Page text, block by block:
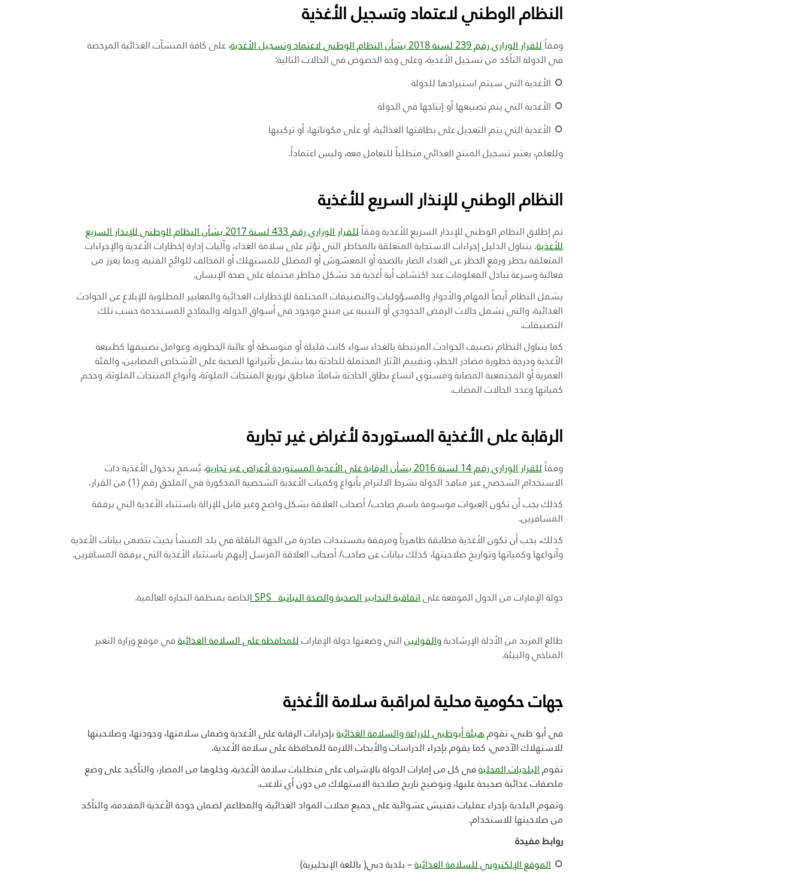
النظام الوطني لاعتماد وتسجيل الأغذية
وفقاً للقرار الوزاري رقم 239 لسنة 2018 بشأن النظام الوطني لاعتماد وتسجيل الأغذية
، على كافة المنشآت الغذائية المرخصة
في الدولة التأكد من تسجيل الأغذية، وعلى وجه الخصوص في الحالات التالية:
الأغذية التي سيتم استيرادها للدولة
الأغذية التي يتم تصنيعها أو إنتاجها في الدولة
الأغذية التي يتم التعديل على بطاقتها الغذائية، أو على مكوناتها، أو تركيبها
وللعلم، يعتبر تسجيل المنتج الغذائي متطلباً للتعامل معه، وليس اعتماداً.
النظام الوطني للإنذار السريع للأغذية
تم إطلاق النظام الوطني للإنذار السريع للأغذية وفقاً
للقرار الوزاري رقم 433 لسنة 2017 بشأن النظام الوطني للإنذار السريع
للأغذية. يتناول الدليل إجراءات الاستجابة المتعلقة بالمخاطر التي تؤثر على سلامة الغذاء، وآليات إدارة إخطارات الأغذية والإجراءات
المتعلقة بحظر ورفع الحظر عن الغذاء الضار بالصحة أو المغشوش أو المضلل للمستهلك أو المخالف للوائح الفنية، وبما يعزز من
فعالية وسرعة تبادل المعلومات عند اكتشاف أية أغذية قد تشكل مخاطر محتملة على صحة الإنسان.
يشمل النظام أيضاً المهام والأدوار والمسؤوليات والتصنيفات المختلفة للإخطارات الغذائية والمعايير المطلوبة للإبلاغ عن الحوادث
الغذائية، والتي تشمل حالات الرفض الحدودي أو التنبيه عن منتج موجود في أسواق الدولة، والنماذج المستخدمة حسب تلك
التصنيفات.
كما يتناول النظام تصنيف الحوادث المرتبطة بالغذاء سواء كانت قليلة أو متوسطة أو عالية الخطورة، وعوامل تصنيفها كطبيعة
الأغذية ودرجة خطورة مصادر الخطر، وتقييم الآثار المحتملة للحادثة بما يشمل تأثيراتها الصحية على الأشخاص المصابين، والفئة
العمرية أو المجتمعية المصابة ومستوى اتساع نطاق الحادثة شاملاً مناطق توزيع المنتجات الملوثة، وأنواع المنتجات الملوثة، وحجم
كمياتها وعدد الحالات المصاب.
الرقابة على الأغذية المستوردة لأغراض غير تجارية
وفقاً للقرار الوزاري رقم 14 لسنة 2016 بشأن الرقابة على الأغذية المستوردة لأغراض غير تجارية
، يُسمح بدخول الأغذية ذات
الاستخدام الشخصي عبر منافذ الدولة بشرط الالتزام بأنواع وكميات الأغذية الشخصية المذكورة في الملحق رقم (1) من القرار.
كذلك يجب أن تكون العبوات موسومة باسم صاحب/ أصحاب العلاقة بشكل واضح وغير قابل للإزالة باستثناء الأغذية التي برفقة
المسافرين.
كذلك، يجب أن تكون الأغذية مطابقة ظاهرياً ومرفقة بمستندات صادرة من الجهة الناقلة في بلد المنشأ بحيث تتضمن بيانات الأغذية
وأنواعها وكمياتها وتواريخ صلاحيتها، كذلك بيانات عن صاحب/ أصحاب العلاقة المرسل إليهم باستثناء الأغذية التي برفقة المسافرين.
دولة الإمارات من الدول الموقعة على اتفاقية التدابير الصحية والصحة النباتية SPS الخاصة بمنظمة التجارة العالمية.
طالع المزيد من الأدلة الإرشاديةوالقوانين التي وضعتها دولة الإمارات للمحافظة على السلامة الغذائية في موقع وزارة التغير
المناخي والبيئة.
جهات حكومية محلية لمراقبة سلامة الأغذية
في أبو ظبي، تقوم هيئة أبوظبي للزراعة والسلامة الغذائية بإجراءات الرقابة على الأغذية وضمان سلامتها، وجودتها، وصلاحيتها
للاستهلاك الآدمي، كما يقوم بإجراء الدراسات والأبحاث اللازمة للمحافظة على سلامة الأغذية.
تقوم البلديات المحلية في كل من إمارات الدولة بالإشراف على متطلبات سلامة الأغذية، وخلوها من المضار، والتأكيد على وضع
ملصقات غذائية صحيحة عليها، وتوضيح تاريخ صلاحية الاستهلاك من دون أي تلاعب.
وتقوم البلدية بإجراء عمليات تفتيش عشوائية على جميع محلات المواد الغذائية، والمطاعم لضمان جودة الأغذية المقدمة، والتأكد
من صلاحيتها للاستخدام.
روابط مفيدة
الموقع الإلكتروني للسلامة الغذائية– بلدية دبي( باللغة الإنجليزية)